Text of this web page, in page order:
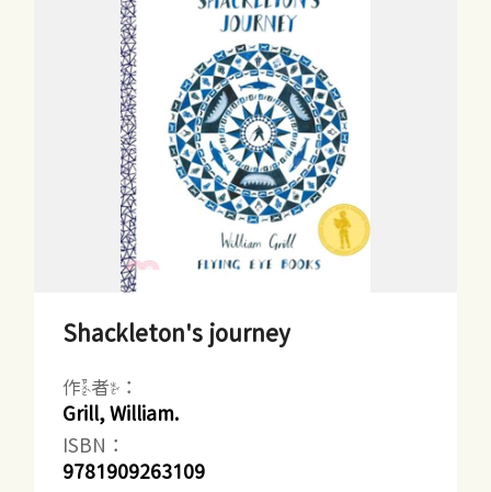
Shackleton's journey
作者：
Grill, William.
ISBN：
9781909263109